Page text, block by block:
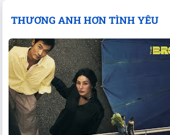
THƯƠNG ANH HƠN TÌNH YÊU